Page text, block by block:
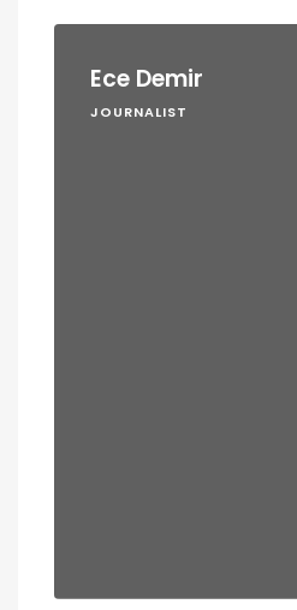
Ece Demir
JOURNALIST